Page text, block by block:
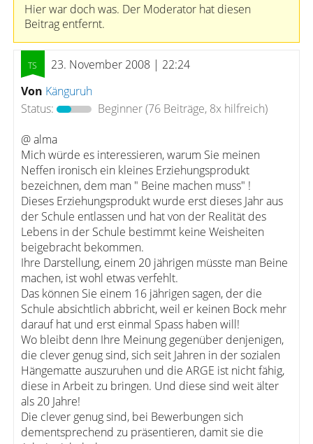
Hier war doch was. Der Moderator hat diesen
Beitrag entfernt.
23. November 2008 | 22:24
Von Känguruh
Status:
Beginner(76 Beiträge, 8x hilfreich)
@ alma
Mich würde es interessieren, warum Sie meinen
Neffen ironisch ein kleines Erziehungsprodukt
bezeichnen, dem man " Beine machen muss" !
Dieses Erziehungsprodukt wurde erst dieses Jahr aus
der Schule entlassen und hat von der Realität des
Lebens in der Schule bestimmt keine Weisheiten
beigebracht bekommen.
Ihre Darstellung, einem 20 jährigen müsste man Beine
machen, ist wohl etwas verfehlt.
Das können Sie einem 16 jährigen sagen, der die
Schule absichtlich abbricht, weil er keinen Bock mehr
darauf hat und erst einmal Spass haben will!
Wo bleibt denn Ihre Meinung gegenüber denjenigen,
die clever genug sind, sich seit Jahren in der sozialen
Hängematte auszuruhen und die ARGE ist nicht fähig,
diese in Arbeit zu bringen. Und diese sind weit älter
als 20 Jahre!
Die clever genug sind, bei Bewerbungen sich
dementsprechend zu präsentieren, damit sie die